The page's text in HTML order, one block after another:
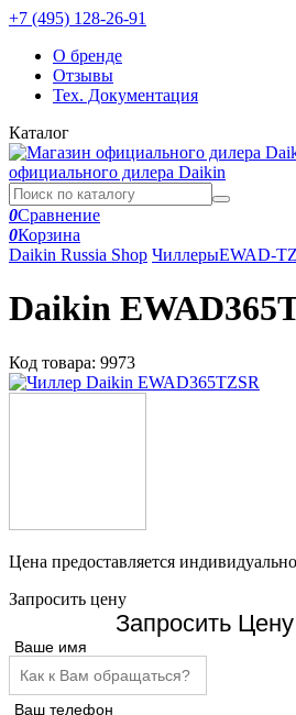
+7 (495) 128-26-91
О бренде
Отзывы
Тех. Документация
Каталог
официального дилера Daikin
0Сравнение
0Корзина
Daikin Russia Shop ЧиллерыEWAD-
Daikin
Код товара: 9973
Цена предоставляется
Запросить цену
Запросить
Ваше имя
Ваш телефон